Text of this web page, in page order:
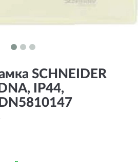
SCHNEIDER
IP44,